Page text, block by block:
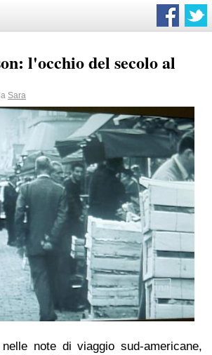
l'occhio del secolo al
Sara
note di viaggio sud-americane,